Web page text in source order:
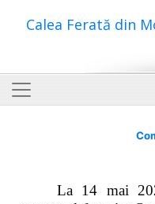
Calea Ferată din
La 14 mai